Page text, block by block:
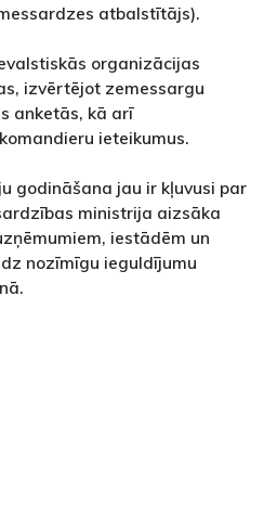
atbalstītājs).
organizācijas
izvērtējot zemessargu
anketās, kā arī
ieteikumus.
godināšana jau ir kļuvusi par
ministrija aizsāka
iestādēm un
nozīmīgu ieguldījumu